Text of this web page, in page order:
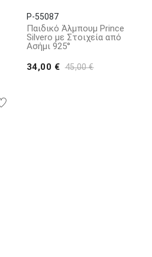
P-55087
Παιδικό Άλμπουμ Prince
Silvero με Στοιχεία από
Ασήμι 925°
34,00 € 45,00 €